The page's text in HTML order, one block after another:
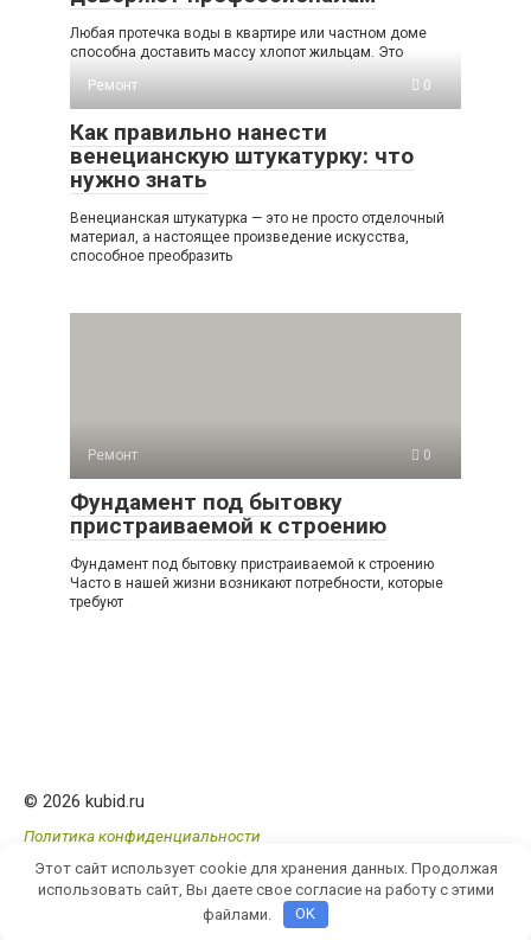
Любая протечка воды в квартире или частном доме
способна доставить массу хлопот жильцам. Это
Ремонт
0
Как правильно нанести
венецианскую штукатурку: что
нужно знать
Венецианская штукатурка — это не просто отделочный
материал, а настоящее произведение искусства,
способное преобразить
Ремонт 0
Фундамент под бытовку
пристраиваемой к строению
Фундамент под бытовку пристраиваемой к строению
Часто в нашей жизни возникают потребности, которые
требуют
© 2026 kubid.ru
Политика конфиденциальности
Этот сайт использует cookie для хранения данных. Продолжая
использовать сайт, Вы даете свое согласие на работу с этими
файлами.
OK